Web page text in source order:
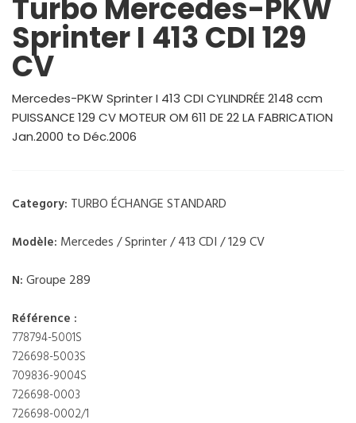
Turbo Mercedes-PKW
Sprinter I 413 CDI 129
CV
Mercedes-PKW Sprinter I 413 CDI CYLINDRÉE 2148 ccm
PUISSANCE 129 CV MOTEUR OM 611 DE 22 LA FABRICATION
Jan.2000 to Déc.2006
Category: TURBO ÉCHANGE STANDARD
Modèle: Mercedes / Sprinter / 413 CDI / 129 CV
N: Groupe 289
Référence :
778794-5001S
726698-5003S
709836-9004S
726698-0003
726698-0002/1